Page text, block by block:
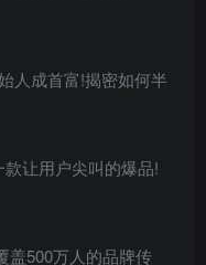
人成首富!揭密如何半
让用户尖叫的爆品!
盖500万人的品牌传